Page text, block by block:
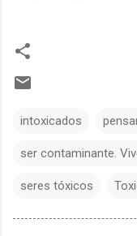
intoxicados
ser contaminante.
seres tóxicos